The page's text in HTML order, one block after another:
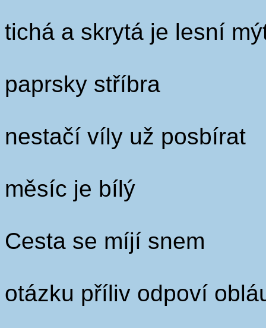
tichá a skrytá je lesní
paprsky stříbra
nestačí víly už posbírat
měsíc je bílý
Cesta se míjí snem
otázku příliv odpoví